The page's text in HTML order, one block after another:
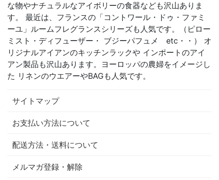
な物やナチュラルなアイボリーの食器なども沢山ありま
す。 最近は、フランスの「コントワール・ドゥ・ファミ
ーユ」ルームフレグランスシリーズも人気です。（ピロー
ミスト・ディフューザー・ ブジーパフュメ etc・・） オ
リジナルアイアンのキッチンラックや インポートのアイ
アン製品も沢山あります。ヨーロッパの農婦をイメージし
た リネンのウエアーやBAGも人気です。
サイトマップ
お支払い方法について
配送方法・送料について
メルマガ登録・解除